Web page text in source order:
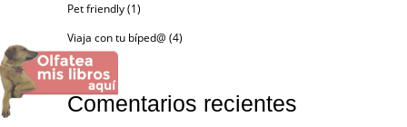
Pet friendly(1)
Viaja con tu bíped@ (4)
Comentarios recientes